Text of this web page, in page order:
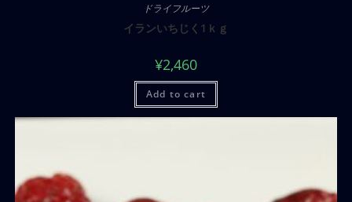
ドライフルーツ
イランいちじく1ｋｇ
¥2,460
Add to cart